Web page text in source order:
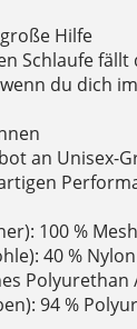
Hilfe
Schlaufe
du dich
an Unisex-
100 % Mesh
40 %
Polyurethan
94 %